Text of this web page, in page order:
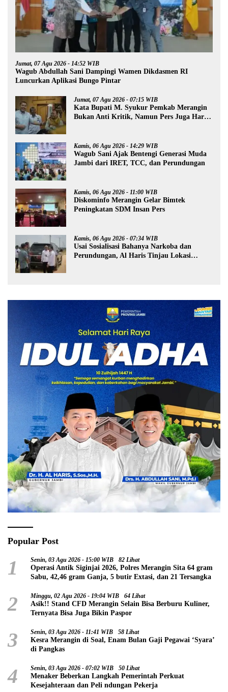
Jumat, 07 Agu 2026 - 14:52 WIB
Wagub Abdullah Sani Dampingi Wamen Dikdasmen RI
Luncurkan Aplikasi Bungo Pintar
Jumat, 07 Agu 2026 - 07:15 WIB
Kata Bupati M. Syukur Pemkab Merangin
Bukan Anti Kritik, Namun Pers Juga Harus
Kamis, 06 Agu 2026 - 14:29 WIB
Wagub Sani Ajak Bentengi Generasi Muda
Jambi dari IRET, TCC, dan Perundungan
Kamis, 06 Agu 2026 - 11:00 WIB
Diskominfo Merangin Gelar Bimtek
Peningkatan SDM Insan Pers
Kamis, 06 Agu 2026 - 07:34 WIB
Usai Sosialisasi Bahanya Narkoba dan
Perundungan, Al Haris Tinjau Lokasi
Popular Post
1 Senin, 03 Agu 2026 - 15:00 WIB 82 Lihat
Operasi Antik Siginjai 2026, Polres Merangin Sita 64 gram
Sabu, 42,46 gram Ganja, 5 butir Extasi, dan 21 Tersangka
2 Minggu, 02 Agu 2026 - 19:04 WIB 64 Lihat
Asik!! Stand CFD Merangin Selain Bisa Berburu Kuliner,
Ternyata Bisa Juga Bikin Paspor
3 Senin, 03 Agu 2026 - 11:41 WIB 58 Lihat
Kesra Merangin di Soal, Enam Bulan Gaji Pegawai ‘Syara’
di Pangkas
4 Senin, 03 Agu 2026 - 07:02 WIB 50 Lihat
Menaker Beberkan Langkah Pemerintah Perkuat
Kesejahteraan dan Peli ndungan Pekerja